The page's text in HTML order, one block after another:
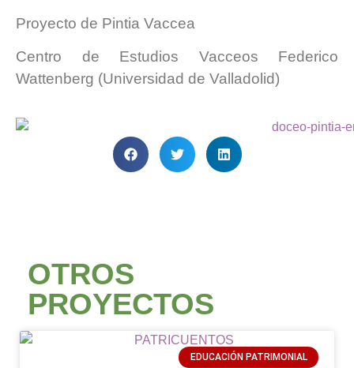
Proyecto de Pintia Vaccea
Centro de Estudios Vacceos Federico
Wattenberg (Universidad de Valladolid)
OTROS
PROYECTOS
EDUCACIÓN PATRIMONIAL